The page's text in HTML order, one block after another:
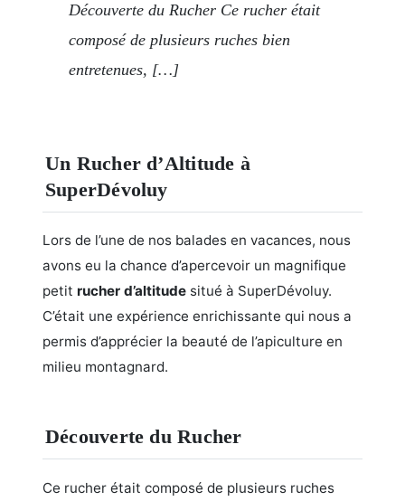
Découverte du Rucher Ce rucher était
composé de plusieurs ruches bien
entretenues, […]
Un Rucher d’Altitude à
SuperDévoluy
Lors de l’une de nos balades en vacances, nous
avons eu la chance d’apercevoir un magnifique
petit rucher d’altitude situé à SuperDévoluy.
C’était une expérience enrichissante qui nous a
permis d’apprécier la beauté de l’apiculture en
milieu montagnard.
Découverte du Rucher
Ce rucher était composé de plusieurs ruches